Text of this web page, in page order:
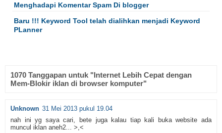
Menghadapi Komentar Spam Di blogger
Baru !!! Keyword Tool telah dialihkan menjadi Keyword
PLanner
1070 Tanggapan untuk "Internet Lebih Cepat dengan
Mem-Blokir iklan di browser komputer"
Unknown 31 Mei 2013 pukul 19.04
nah ini yg saya cari, bete juga kalau tiap kali buka website ada
muncul iklan aneh2... >,<